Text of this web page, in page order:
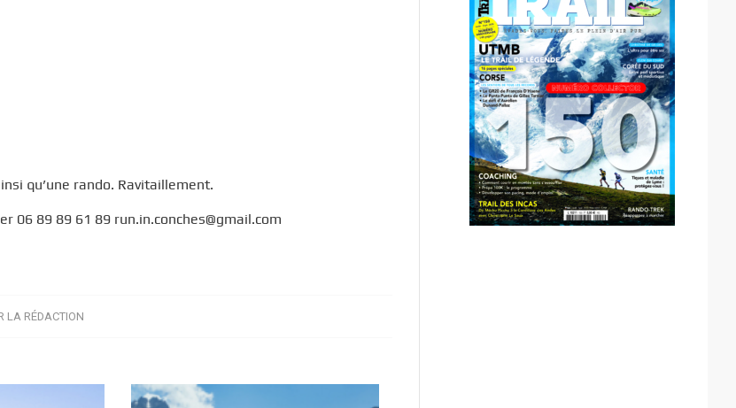
qu’une rando. Ravitaillement.
06 89 89 61 89 run.in.conches@gmail.com
LA RÉDACTION